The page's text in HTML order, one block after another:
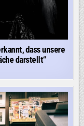
dass unsere
darstellt“